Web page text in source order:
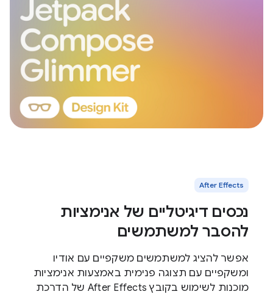
‫After Effects
נכסים דיגיטליים של אנימציות
להסבר למשתמשים
אפשר להציג למשתמשים משקפיים עם אודיו
ומשקפיים עם תצוגה פנימית באמצעות אנימציות
מוכנות לשימוש בקובץ After Effects של הדרכת